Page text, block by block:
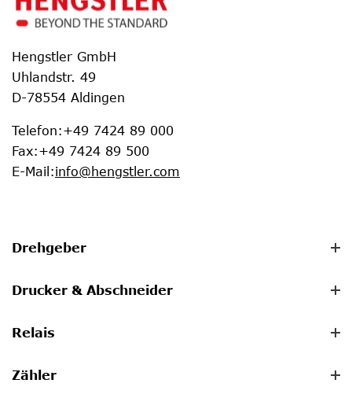
Hengstler GmbH
Uhlandstr. 49
D-78554 Aldingen
Telefon:+49 7424 89 000
Fax:+49 7424 89 500
E-Mail :info@hengstler.com
Drehgeber
Drucker & Abschneider
Relais
Zähler